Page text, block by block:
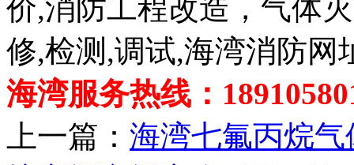
价,消防工程改造，气体
修,检测,调试,海湾消防网
海湾服务热线：
上一篇： 海湾七氟丙烷